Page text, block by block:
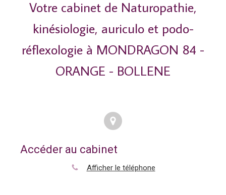
Votre cabinet de Naturopathie,
kinésiologie, auriculo et podo-
réflexologie à MONDRAGON 84 -
ORANGE - BOLLENE
Accéder au cabinet
Afficher le téléphone